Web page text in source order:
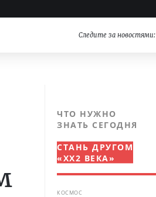
Следите за новостями:
ЧТО НУЖНО
ЗНАТЬ СЕГОДНЯ
СТАНЬ ДРУГОМ
«XX2 ВЕКА»
КОСМОС